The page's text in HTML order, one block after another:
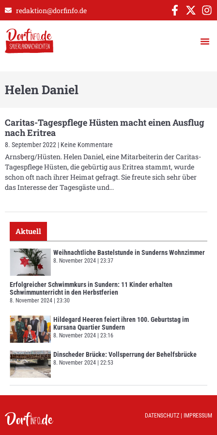
redaktion@dorfinfo.de
Helen Daniel
Caritas-Tagespflege Hüsten macht einen Ausflug
nach Eritrea
8. September 2022 Keine Kommentare
Arnsberg/Hüsten. Helen Daniel, eine Mitarbeiterin der Caritas-
Tagespflege Hüsten, die gebürtig aus Eritrea stammt, wurde
schon oft nach ihrer Heimat gefragt. Sie freute sich sehr über
das Interesse der Tagesgäste und
Aktuell
Weihnachtliche Bastelstunde in Sunderns Wohnzimmer
8. November 2024 23:37
Erfolgreicher Schwimmkurs in Sundern: 11 Kinder erhalten
Schwimmunterricht in den Herbstferien
8. November 2024 23:30
Hildegard Heeren feiert ihren 100. Geburtstag im
Kursana Quartier Sundern
8. November 2024 23:16
Dinscheder Brücke: Vollsperrung der Behelfsbrücke
8. November 2024 22:53
DATENSCHUTZ IMPRESSUM